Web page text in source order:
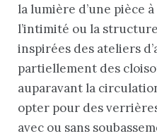
la lumière d’une pièce
l’intimité ou la
inspirées des ateliers
partiellement des
auparavant la
opter pour des
avec ou sans